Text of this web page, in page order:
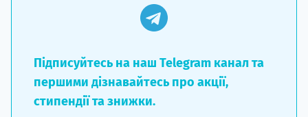
Підписуйтесь на наш Telegram канал та
першими дізнавайтесь про акції,
стипендії та знижки.